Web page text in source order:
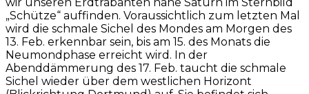
„Schütze“ auffinden. Voraussichtlich zum letzten Mal
wird die schmale Sichel des Mondes am Morgen des
13. Feb. erkennbar sein, bis am 15. des Monats die
Neumondphase erreicht wird. In der
Abenddämmerung des 17. Feb. taucht die schmale
Sichel wieder über dem westlichen Horizont